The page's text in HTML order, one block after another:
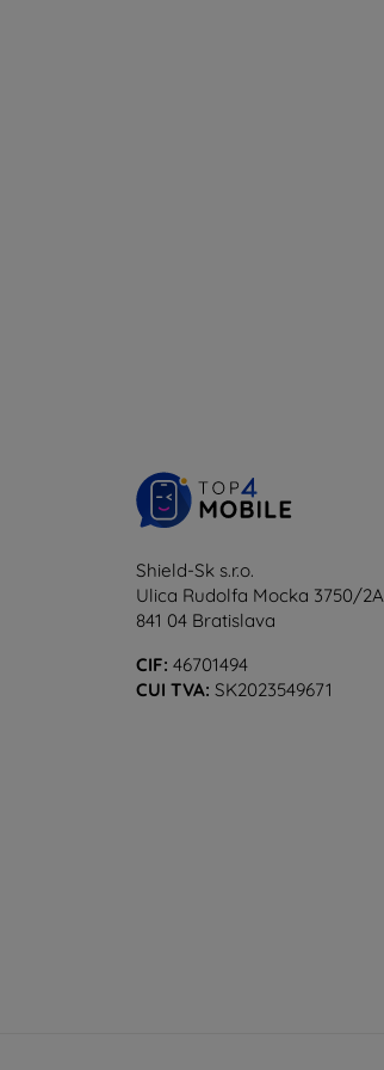
Shield-Sk s.r.o.
Ulica Rudolfa Mocka 3750/2A
841 04 Bratislava
CIF: 46701494
CUI TVA: SK2023549671